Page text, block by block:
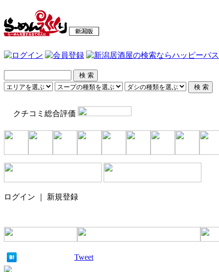
クチコミ総合評価
ログイン ｜ 新規登録
Tweet